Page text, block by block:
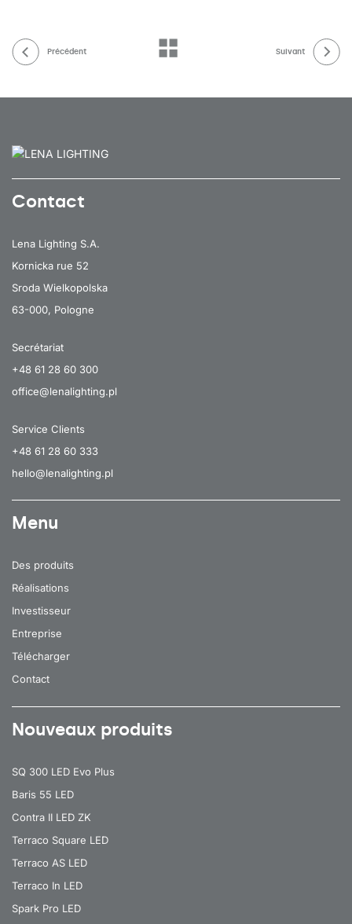
Précédent Suivant
Contact
Lena Lighting S.A.
Kornicka rue 52
Sroda Wielkopolska
63-000, Pologne
Secrétariat
+48 61 28 60 300
office@lenalighting.pl
Service Clients
+48 61 28 60 333
hello@lenalighting.pl
Menu
Des produits
Réalisations
Investisseur
Entreprise
Télécharger
Contact
Nouveaux produits
SQ 300 LED Evo Plus
Baris 55 LED
Contra II LED ZK
Terraco Square LED
Terraco AS LED
Terraco In LED
Spark Pro LED